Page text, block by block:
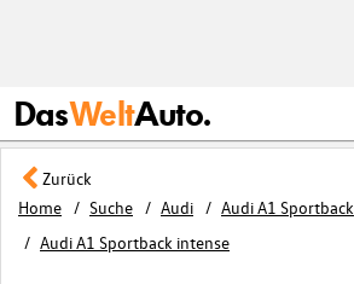
DasWeltAuto.
Zurück
Home
Suche Audi
Audi A1 Sportback
Audi A1 Sportback intense